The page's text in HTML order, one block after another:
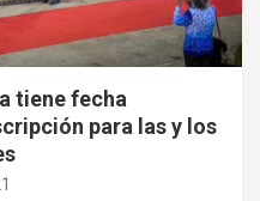
tiene fecha
para las y los